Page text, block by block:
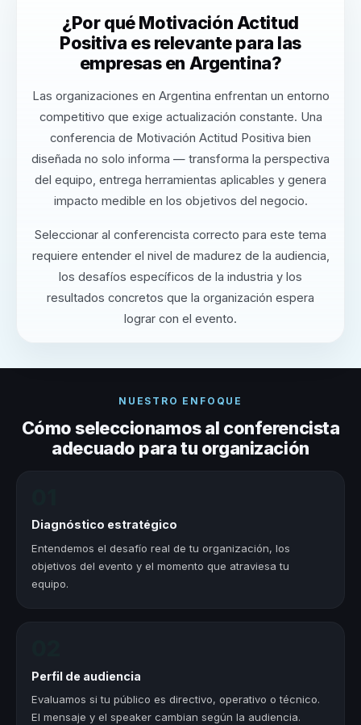
¿Por qué Motivación Actitud
Positiva es relevante para las
empresas en Argentina?
Las organizaciones en Argentina enfrentan un entorno
competitivo que exige actualización constante. Una
conferencia de Motivación Actitud Positiva bien
diseñada no solo informa — transforma la perspectiva
del equipo, entrega herramientas aplicables y genera
impacto medible en los objetivos del negocio.
Seleccionar al conferencista correcto para este tema
requiere entender el nivel de madurez de la audiencia,
los desafíos específicos de la industria y los
resultados concretos que la organización espera
lograr con el evento.
NUESTRO ENFOQUE
Cómo seleccionamos al conferencista
adecuado para tu organización
Diagnóstico estratégico
Entendemos el desafío real de tu organización, los
objetivos del evento y el momento que atraviesa tu
equipo.
Perfil de audiencia
Evaluamos si tu público es directivo, operativo o técnico.
El mensaje y el speaker cambian según la audiencia.